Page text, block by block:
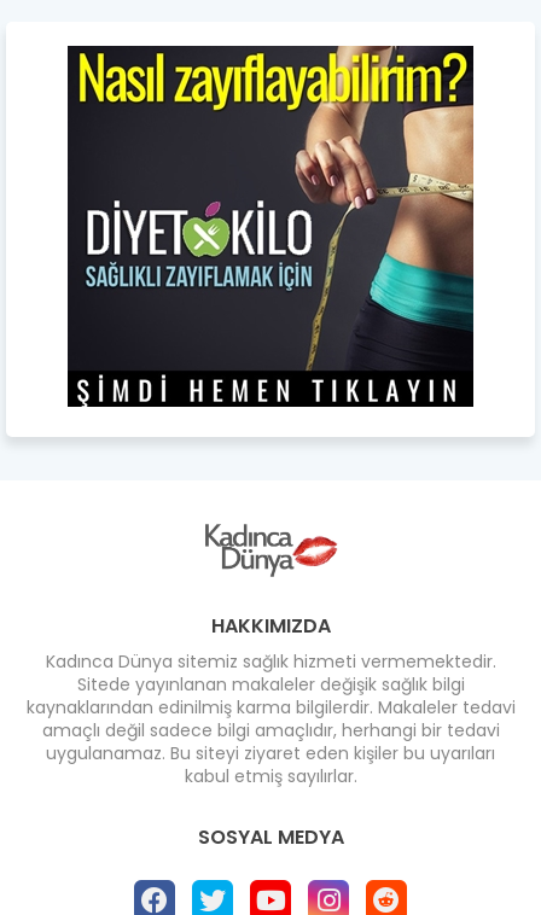
HAKKIMIZDA
Kadınca Dünya sitemiz sağlık hizmeti vermemektedir.
Sitede yayınlanan makaleler değişik sağlık bilgi
kaynaklarından edinilmiş karma bilgilerdir. Makaleler tedavi
amaçlı değil sadece bilgi amaçlıdır, herhangi bir tedavi
uygulanamaz. Bu siteyi ziyaret eden kişiler bu uyarıları
kabul etmiş sayılırlar.
SOSYAL MEDYA